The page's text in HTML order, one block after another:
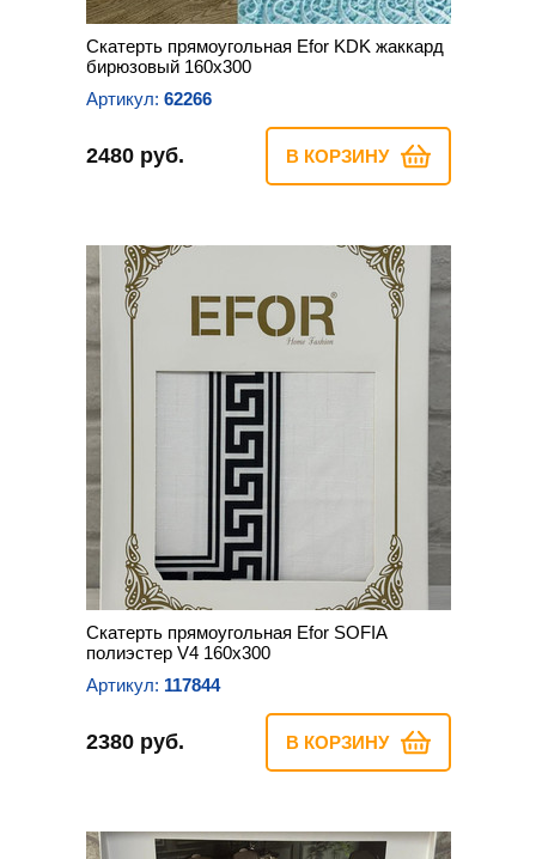
Скатерть прямоугольная Efor KDK жаккард
бирюзовый 160х300
Артикул: 62266
2480 руб. В КОРЗИНУ
Скатерть прямоугольная Efor SOFIA
полиэстер V4 160х300
Артикул: 117844
2380 руб. В КОРЗИНУ